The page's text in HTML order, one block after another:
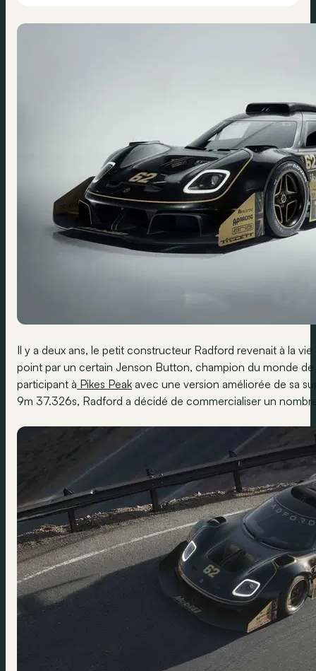
Il y a deux ans, le petit constructeur Radford revenait à la vie
point par un certain Jenson Button, champion du monde
participant à Pikes Peak avec une version améliorée de sa
9m 37.326s, Radford a décidé de commercialiser un